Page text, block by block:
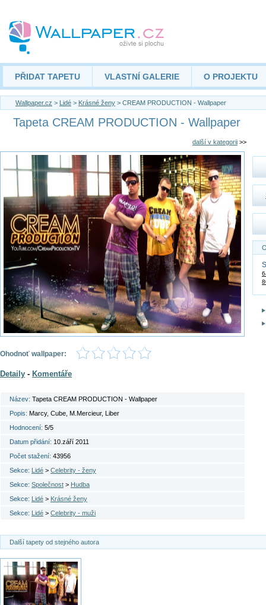
PŘIDAT TAPETU VLASTNÍ GALERIE O PROJEKTU
Wallpaper.cz > Lidé > Krásné ženy > CREAM PRODUCTION - Wallpaper
Tapeta CREAM PRODUCTION - Wallpaper
další v kategorii >>
Ohodnoť wallpaper:
Detaily - Komentáře
Název: Tapeta CREAM PRODUCTION - Wallpaper
Popis: Marcy, Cube, M.Mercieur, Liber
Hodnocení: 5/5
Datum přidání: 10.září 2011
Počet stažení: 43956
Sekce: Lidé > Celebrity - ženy
Sekce: Společnost > Hudba
Sekce: Lidé > Krásné ženy
Sekce: Lidé > Celebrity - muži
Další tapety od stejného autora